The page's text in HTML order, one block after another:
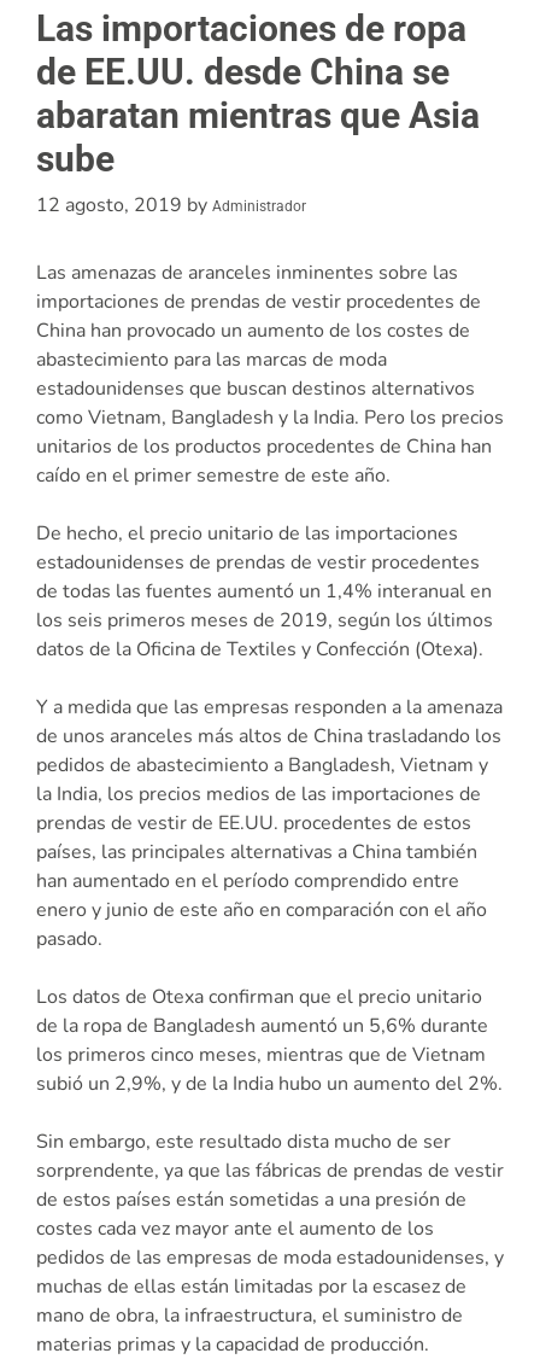
Las importaciones de ropa
de EE.UU. desde China se
abaratan mientras que Asia
sube
12 agosto, 2019 by Administrador
Las amenazas de aranceles inminentes sobre las
importaciones de prendas de vestir procedentes de
China han provocado un aumento de los costes de
abastecimiento para las marcas de moda
estadounidenses que buscan destinos alternativos
como Vietnam, Bangladesh y la India. Pero los precios
unitarios de los productos procedentes de China han
caído en el primer semestre de este año.
De hecho, el precio unitario de las importaciones
estadounidenses de prendas de vestir procedentes
de todas las fuentes aumentó un 1,4% interanual en
los seis primeros meses de 2019, según los últimos
datos de la Oficina de Textiles y Confección (Otexa).
Y a medida que las empresas responden a la amenaza
de unos aranceles más altos de China trasladando los
pedidos de abastecimiento a Bangladesh, Vietnam y
la India, los precios medios de las importaciones de
prendas de vestir de EE.UU. procedentes de estos
países, las principales alternativas a China también
han aumentado en el período comprendido entre
enero y junio de este año en comparación con el año
pasado.
Los datos de Otexa confirman que el precio unitario
de la ropa de Bangladesh aumentó un 5,6% durante
los primeros cinco meses, mientras que de Vietnam
subió un 2,9%, y de la India hubo un aumento del 2%.
Sin embargo, este resultado dista mucho de ser
sorprendente, ya que las fábricas de prendas de vestir
de estos países están sometidas a una presión de
costes cada vez mayor ante el aumento de los
pedidos de las empresas de moda estadounidenses, y
muchas de ellas están limitadas por la escasez de
mano de obra, la infraestructura, el suministro de
materias primas y la capacidad de producción.